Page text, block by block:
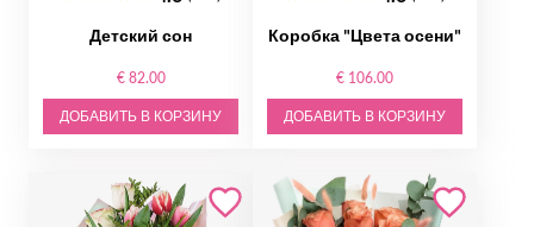
Детский сон
€ 82.00
ДОБАВИТЬ В КОРЗИНУ
Коробка "Цвета осени"
€ 106.00
ДОБАВИТЬ В КОРЗИНУ